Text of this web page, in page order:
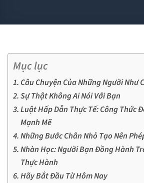
Mục lục
Câu Chuyện Của Những Người Như
Sự Thật Không Ai Nói Với Bạn
Luật Hấp Dẫn Thực Tế: Công Thức
Mạnh Mẽ
Những Bước Chân Nhỏ Tạo Nên
Nhàn Học: Người Bạn Đồng Hành
Thực Hành
Hãy Bắt Đầu Từ Hôm Nay